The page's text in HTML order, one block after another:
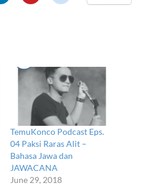
TemuKonco Podcast Eps.
04 Paksi Raras Alit –
Bahasa Jawa dan
JAWACANA
June 29, 2018